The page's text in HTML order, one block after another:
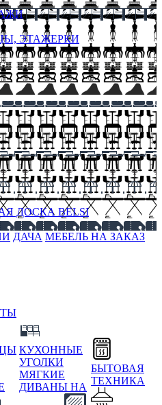
ЭТАЖЕРКИ
ДОСКА BELSI
ДАЧА МЕБЕЛЬ НА ЗАКАЗ
КУХОННЫЕ
УГОЛКИ
МЯГКИЕ
ДИВАНЫ НА
БЫТОВАЯ
ТЕХНИКА